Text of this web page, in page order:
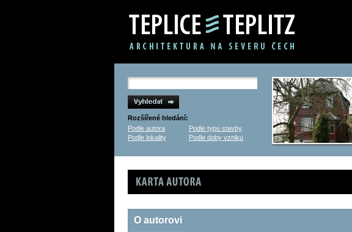
Rozšířené hledání:
Podle autora
Podle typu stavby
Podle lokality
Podle doby vzniku
Karta autora
O autorovi